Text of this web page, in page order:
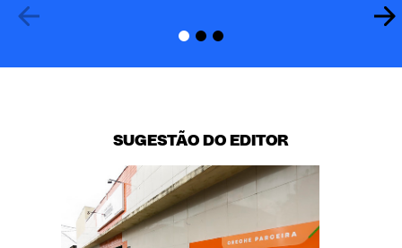
SUGESTÃO DO EDITOR